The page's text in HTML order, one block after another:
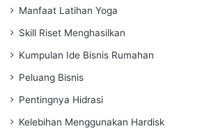
Manfaat Latihan Yoga
Skill Riset Menghasilkan
Kumpulan Ide Bisnis Rumahan
Peluang Bisnis
Pentingnya Hidrasi
Kelebihan Menggunakan Hardisk